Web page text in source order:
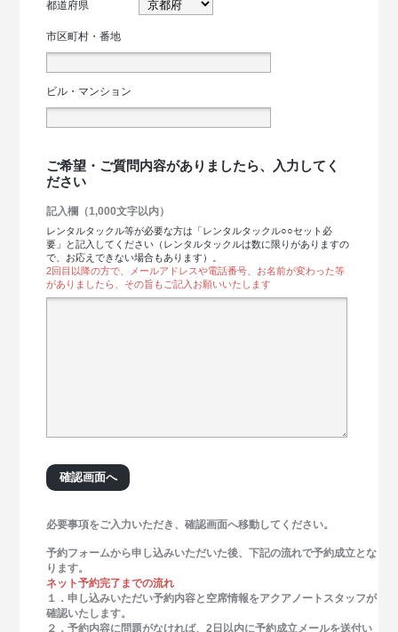
都道府県
市区町村・番地
ビル・マンション
ご希望・ご質問内容がありましたら、入力してく
ださい
記入欄（1,000文字以内）
レンタルタックル等が必要な方は「レンタルタックル○○セット必
要」と記入してください（レンタルタックルは数に限りがありますの
で、お応えできない場合もあります）。
2回目以降の方で、メールアドレスや電話番号、お名前が変わった等
がありましたら、その旨もご記入お願いいたします
必要事項をご入力いただき、確認画面へ移動してください。
予約フォームから申し込みいただいた後、下記の流れで予約成立とな
ります。
ネット予約完了までの流れ
１．申し込みいただい予約内容と空席情報をアクアノートスタッフが
確認いたします。
２．予約内容に問題がなければ、2日以内に予約成立メールを送付い